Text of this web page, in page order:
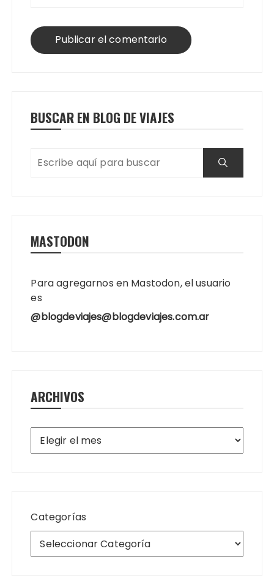
BUSCAR EN BLOG DE VIAJES
MASTODON
Para agregarnos en Mastodon, el usuario
es
@blogdeviajes@blogdeviajes.com.ar
ARCHIVOS
Archivos
Categorías